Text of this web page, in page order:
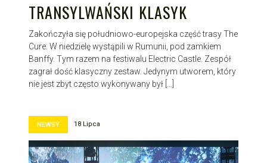
TRANSYLWAŃSKI KLASYK
Zakończyła się południowo-europejska część trasy The
Cure. W niedzielę wystąpili w Rumunii, pod zamkiem
Banffy. Tym razem na festiwalu Electric Castle. Zespół
zagrał dość klasyczny zestaw. Jedynym utworem, który
nie jest zbyt często wykonywany był […]
NEWSY 18 Lipca